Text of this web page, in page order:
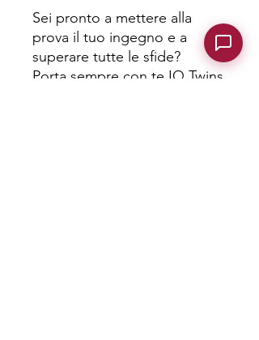
Sei pronto a mettere alla
prova il tuo ingegno e a
superare tutte le sfide?
Porta sempre con te IQ Twins